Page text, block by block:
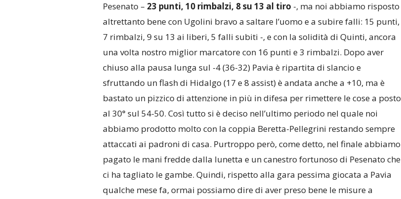
Pesenato – 23 punti, 10 rimbalzi, 8 su 13 al tiro -, ma noi abbiamo risposto
altrettanto bene con Ugolini bravo a saltare l’uomo e a subire falli: 15 punti,
7 rimbalzi, 9 su 13 ai liberi, 5 falli subiti -, e con la solidità di Quinti, ancora
una volta nostro miglior marcatore con 16 punti e 3 rimbalzi. Dopo aver
chiuso alla pausa lunga sul -4 (36-32) Pavia è ripartita di slancio e
sfruttando un flash di Hidalgo (17 e 8 assist) è andata anche a +10, ma è
bastato un pizzico di attenzione in più in difesa per rimettere le cose a posto
al 30° sul 54-50. Così tutto si è deciso nell’ultimo periodo nel quale noi
abbiamo prodotto molto con la coppia Beretta-Pellegrini restando sempre
attaccati ai padroni di casa. Purtroppo però, come detto, nel finale abbiamo
pagato le mani fredde dalla lunetta e un canestro fortunoso di Pesenato che
ci ha tagliato le gambe. Quindi, rispetto alla gara pessima giocata a Pavia
qualche mese fa, ormai possiamo dire di aver preso bene le misure a